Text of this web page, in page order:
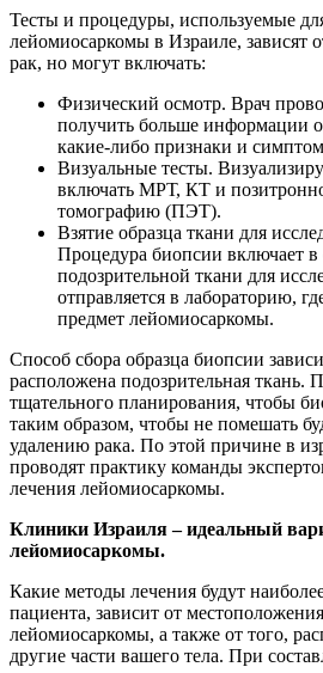
Тесты и процедуры, используемые
лейомиосаркомы в Израиле, зависят
рак, но могут включать:
Физический осмотр. Врач
получить больше информации
какие-либо признаки и
Визуальные тесты.
включать МРТ, КТ и
томографию (ПЭТ).
Взятие образца ткани для
Процедура биопсии включает в
подозрительной ткани для
отправляется в лабораторию,
предмет лейомиосаркомы.
Способ сбора образца биопсии
расположена подозрительная ткань.
тщательного планирования, чтобы
таким образом, чтобы не помешать
удалению рака. По этой причине в
проводят практику команды
лечения лейомиосаркомы.
Клиники Израиля – идеальный
лейомиосаркомы.
Какие методы лечения будут
пациента, зависит от
лейомиосаркомы, а также от того,
другие части вашего тела. При